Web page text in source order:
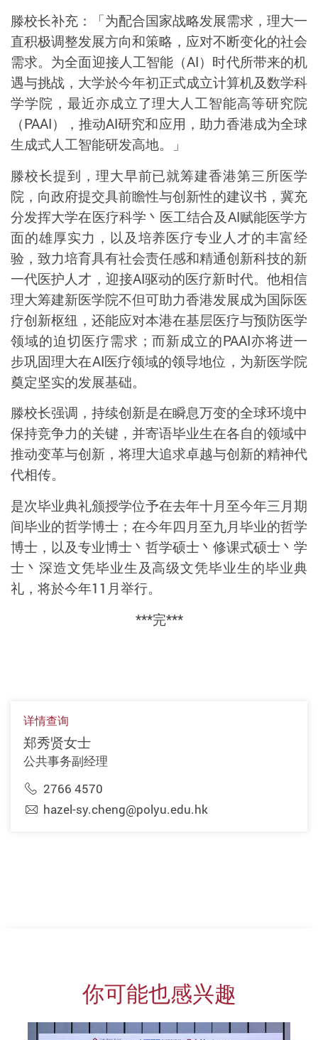
滕校长补充：「为配合国家战略发展需求，理大一
直积极调整发展方向和策略，应对不断变化的社会
需求。为全面迎接人工智能（AI）时代所带来的机
遇与挑战，大学於今年初正式成立计算机及数学科
学学院，最近亦成立了理大人工智能高等研究院
（PAAI），推动AI研究和应用，助力香港成为全球
生成式人工智能研发高地。」
滕校长提到，理大早前已就筹建香港第三所医学
院，向政府提交具前瞻性与创新性的建议书，冀充
分发挥大学在医疗科学丶医工结合及AI赋能医学方
面的雄厚实力，以及培养医疗专业人才的丰富经
验，致力培育具有社会责任感和精通创新科技的新
一代医护人才，迎接AI驱动的医疗新时代。他相信
理大筹建新医学院不但可助力香港发展成为国际医
疗创新枢纽，还能应对本港在基层医疗与预防医学
领域的迫切医疗需求；而新成立的PAAI亦将进一
步巩固理大在AI医疗领域的领导地位，为新医学院
奠定坚实的发展基础。
滕校长强调，持续创新是在瞬息万变的全球环境中
保持竞争力的关键，并寄语毕业生在各自的领域中
推动变革与创新，将理大追求卓越与创新的精神代
代相传。
是次毕业典礼颁授学位予在去年十月至今年三月期
间毕业的哲学博士；在今年四月至九月毕业的哲学
博士，以及专业博士丶哲学硕士丶修课式硕士丶学
士丶深造文凭毕业生及高级文凭毕业生的毕业典
礼，将於今年11 月举行。
***完***
详情查询
郑秀贤女士
公共事务副经理
2766 4570
hazel-sy.cheng@polyu.edu.hk
你可能也感兴趣